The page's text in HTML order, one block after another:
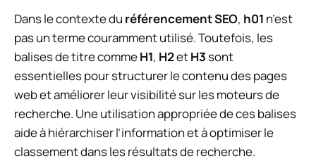
Dans le contexte du référencement SEO, h01 n’est
pas un terme couramment utilisé. Toutefois, les
balises de titre commeH1, H2etH3sont
essentielles pour structurer le contenu des pages
web et améliorer leur visibilité sur les moteurs de
recherche. Une utilisation appropriée de ces balises
aide à hiérarchiser l’information et à optimiser le
classement dans les résultats de recherche.